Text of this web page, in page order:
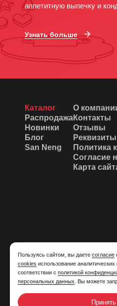
аппетитную выпечку и
Узнать больше
Каталог
Распродажа
Новинки
Блог
San Neng
О
Контакты
Отзывы
Реквизиты
Политика
Согласие
Карта
Пользуясь сайтом, вы даете согласие
cookies использование
соответствии с политикой
персональных данных . Вы можете
Принять